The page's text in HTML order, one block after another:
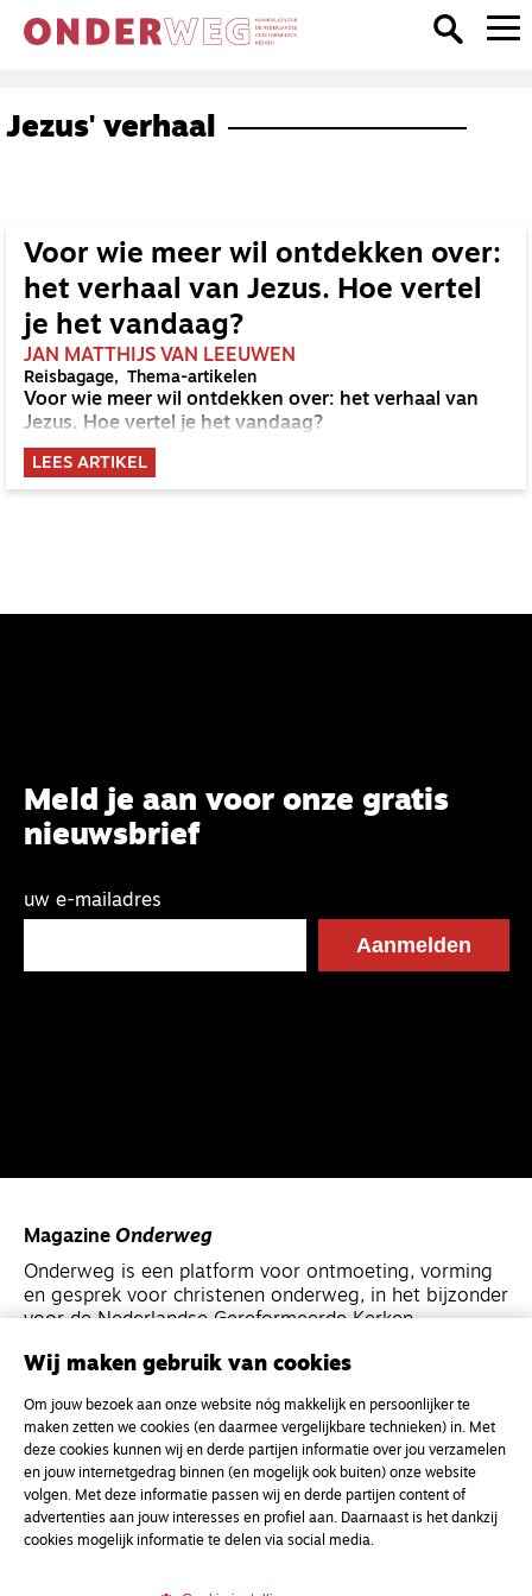
Jezus' verhaal
Voor wie meer wil ontdekken over:
het verhaal van Jezus. Hoe vertel
je het vandaag?
JAN MATTHIJS VAN LEEUWEN
Reisbagage Thema-artikelen
Voor wie meer wil ontdekken over: het verhaal van
Jezus. Hoe vertel je het vandaag?
LEES ARTIKEL
Meld je aan voor onze gratis
nieuwsbrief
uw e-mailadres
Magazine Onderweg
Onderweg is een platform voor ontmoeting, vorming
en gesprek voor christenen onderweg, in het bijzonder
voor de Nederlandse Gereformeerde Kerken.
Kvk-nummer 33277063
NL46 INGB 0117 5827 86
info@onderwegonline.nl
Wij maken gebruik van cookies
Om jouw bezoek aan onze website nóg makkelijk en persoonlijker te
maken zetten we cookies (en daarmee vergelijkbare technieken) in. Met
deze cookies kunnen wij en derde partijen informatie over jou verzamelen
en jouw internetgedrag binnen (en mogelijk ook buiten) onze website
volgen. Met deze informatie passen wij en derde partijen content of
advertenties aan jouw interesses en profiel aan. Daarnaast is het dankzij
cookies mogelijk informatie te delen via social media.